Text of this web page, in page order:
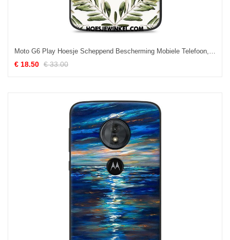
Moto G6 Play Hoesje Scheppend Bescherming Mobiele Telefoon, Moto G6 Play Hoesje Siliconen Zacht
€ 18.50 € 33.00